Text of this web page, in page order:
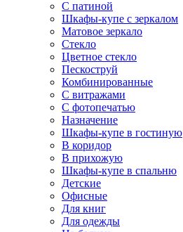
С патиной
Шкафы-купе с зеркалом
Матовое зеркало
Стекло
Цветное стекло
Пескоструй
Комбинированные
С витражами
С фотопечатью
Назначение
Шкафы-купе в гостиную
В коридор
В прихожую
Шкафы-купе в спальню
Детские
Офисные
Для книг
Для одежды